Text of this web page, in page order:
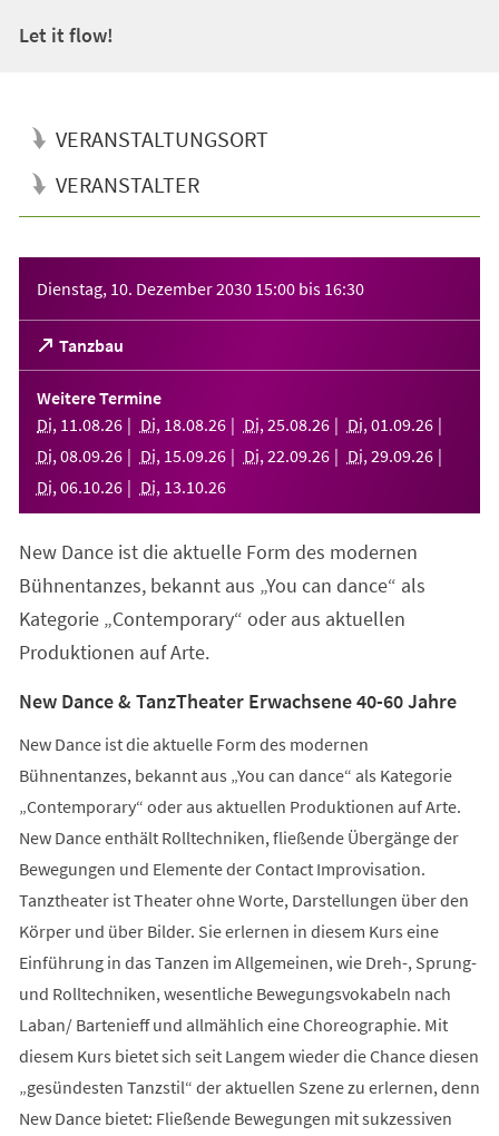
Let it flow!
VERANSTALTUNGSORT
VERANSTALTER
Dienstag, 10. Dezember 2030 15:00 bis 16:30
Tanzbau
(Öffnet
in
einem
neuen
Tab)
Weitere Termine
Di, 11 .08.26 Di, 18.08.26 Di, 25.08.26 Di, 01 .09.26
Di, 08.09.26 Di, 15.09.26 Di, 22.09.26 Di, 29.09.26
Di, 06.10.26 Di, 13.10.26
New Dance ist die aktuelle Form des modernen
Bühnentanzes, bekannt aus „You can dance“ als
Kategorie „Contemporary“ oder aus aktuellen
Produktionen auf Arte.
New Dance & TanzTheater Erwachsene 40-60 Jahre
New Dance ist die aktuelle Form des modernen
Bühnentanzes, bekannt aus „You can dance“ als Kategorie
„Contemporary“ oder aus aktuellen Produktionen auf Arte.
New Dance enthält Rolltechniken, fließende Übergänge der
Bewegungen und Elemente der Contact Improvisation.
Tanztheater ist Theater ohne Worte, Darstellungen über den
Körper und über Bilder. Sie erlernen in diesem Kurs eine
Einführung in das Tanzen im Allgemeinen, wie Dreh-, Sprung-
und Rolltechniken, wesentliche Bewegungsvokabeln nach
Laban/ Bartenieff und allmählich eine Choreographie. Mit
diesem Kurs bietet sich seit Langem wieder die Chance diesen
„gesündesten Tanzstil“ der aktuellen Szene zu erlernen, denn
New Dance bietet: Fließende Bewegungen mit sukzessiven